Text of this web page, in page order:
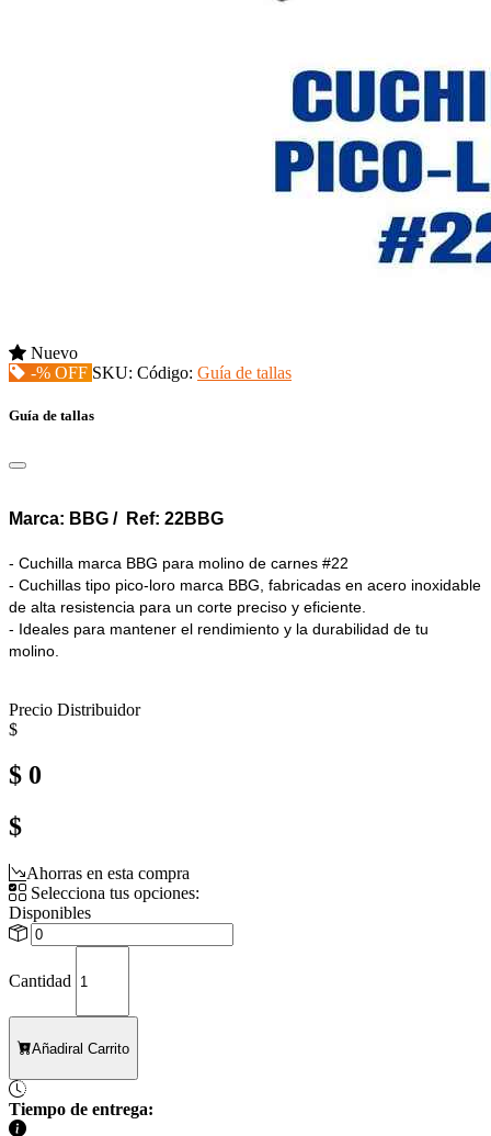
Nuevo
-% OFF SKU: Código: Guía de tallas
Guía de tallas
Marca: BBG / Ref: 22BBG
- Cuchilla marca BBG para molino de carnes #22
- Cuchillas tipo pico-loro marca BBG, fabricadas en acero inoxidable
de alta resistencia para un corte preciso y eficiente.
- Ideales para mantener el rendimiento y la durabilidad de tu
molino.
Precio Distribuidor
$
$ 0
$
Ahorras en esta compra
Selecciona tus opciones:
Disponibles
Cantidad
Añadiral Carrito
Tiempo de entrega: